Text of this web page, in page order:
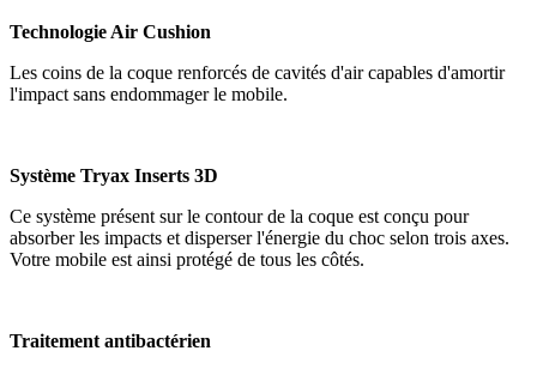
Technologie Air Cushion
Les coins de la coque renforcés de cavités d'air capables d'amortir
l'impact sans endommager le mobile.
Système Tryax Inserts 3D
Ce système présent sur le contour de la coque est conçu pour
absorber les impacts et disperser l'énergie du choc selon trois axes.
Votre mobile est ainsi protégé de tous les côtés.
Traitement antibactérien